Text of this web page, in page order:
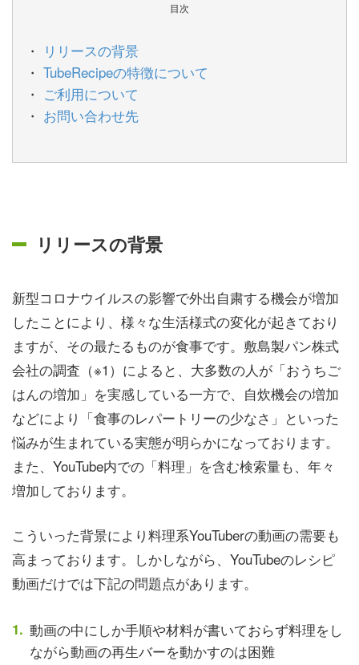
目次
リリースの背景
TubeRecipeの特徴について
ご利用について
お問い合わせ先
リリースの背景
新型コロナウイルスの影響で外出自粛する機会が増加
したことにより、様々な生活様式の変化が起きており
ますが、その最たるものが食事です。敷島製パン株式
会社の調査（※1）によると、大多数の人が「おうちご
はんの増加」を実感している一方で、自炊機会の増加
などにより「食事のレパートリーの少なさ」といった
悩みが生まれている実態が明らかになっております。
また、YouTube内での「料理」を含む検索量も、年々
増加しております。
こういった背景により料理系YouTuberの動画の需要も
高まっております。しかしながら、YouTubeのレシピ
動画だけでは下記の問題点があります。
動画の中にしか手順や材料が書いておらず料理をし
ながら動画の再生バーを動かすのは困難